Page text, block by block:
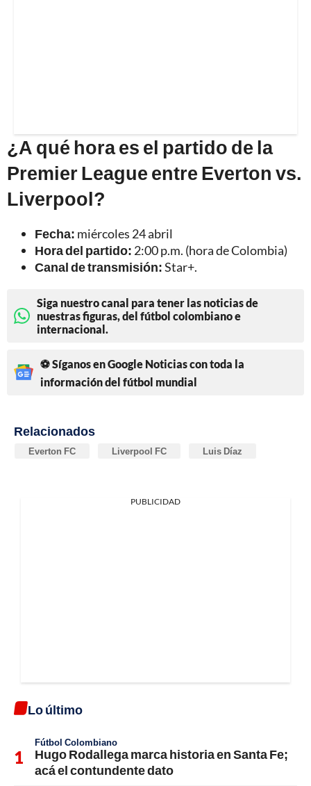
¿A qué hora es el partido de la
Premier League entre Everton vs.
Liverpool?
Fecha: miércoles 24 abril
Hora del partido: 2:00 p.m. (hora de Colombia)
Canal de transmisión:Star+.
Siga nuestro canal para tener las noticias de
nuestras figuras, del fútbol colombiano e
internacional.
⚽ Síganos en Google Noticias con toda la
información del fútbol mundial
Relacionados
Everton FC Liverpool FC Luis Díaz
PUBLICIDAD
Lo último
Fútbol Colombiano
Hugo Rodallega marca historia en Santa Fe;
acá el contundente dato